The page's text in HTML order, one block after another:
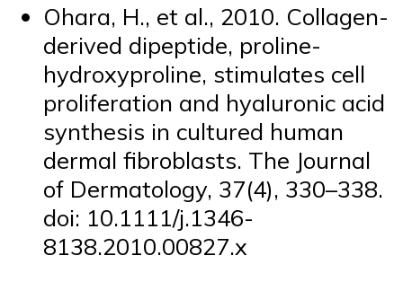
Ohara, H., et al., 2010. Collagen-
derived dipeptide, proline-
hydroxyproline, stimulates cell
proliferation and hyaluronic acid
synthesis in cultured human
dermal fibroblasts. The Journal
of Dermatology, 37(4), 330–338.
doi: 10.1111/j.1346-
8138.2010.00827.x